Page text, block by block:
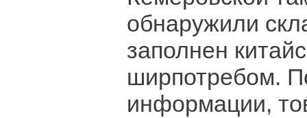
обнаружили
заполнен
ширпотребом.
информации,